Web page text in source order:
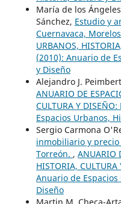
María de los
Sánchez, Estudio y
Cuernavaca, Morelos
URBANOS,
(2010): Anuario de
y Diseño
Alejandro J.
ANUARIO DE
CULTURA Y
Espacios Urbanos,
Sergio Carmona
inmobiliario y
Torreón. , ANUARIO
HISTORIA,
Anuario de
Diseño
Martin M. Checa-